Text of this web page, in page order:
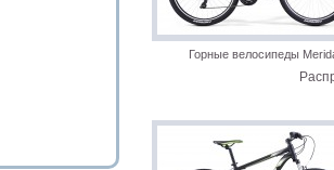
Горные велосипеды